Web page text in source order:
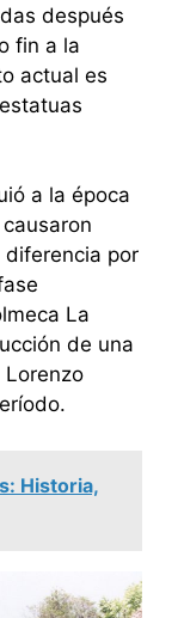
después
fin a la
actual es
a la época
diferencia por
La
de una
Lorenzo
Historia,